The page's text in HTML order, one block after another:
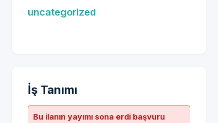
uncategorized
İş Tanımı
Bu ilanın yayımı sona erdi başvuru